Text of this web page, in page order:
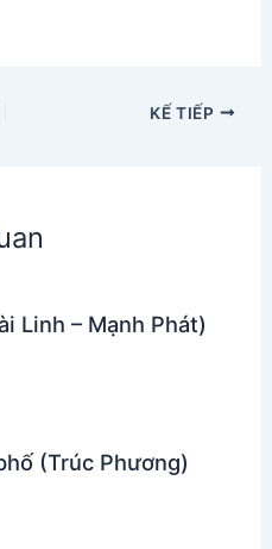
KẾ TIẾP
Linh – Mạnh Phát)
(Trúc Phương)